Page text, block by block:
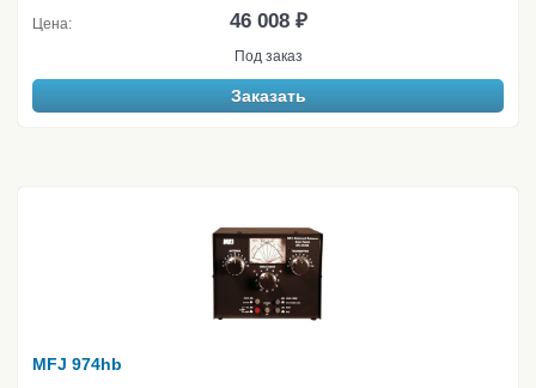
Цена: 46 008 ₽
Под заказ
Заказать
MFJ 974hb